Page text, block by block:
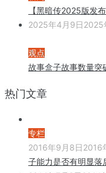
【黑暗传2025版发
2025年4月9日2025
观点
故事盒子故事数量突
热门文章
专栏
2016年9月8日2016
子能力是否有明显落